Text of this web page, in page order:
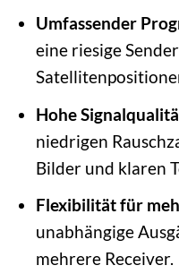
Umfassender
eine riesige
Hohe
niedrigen
Bilder und klaren
Flexibilität für
unabhängige
mehrere Receiver.